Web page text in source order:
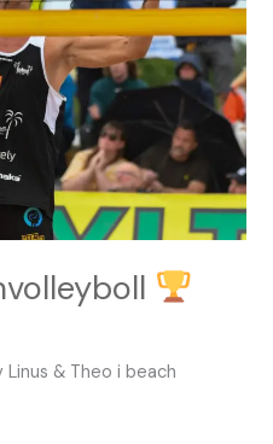
& Theo i beach